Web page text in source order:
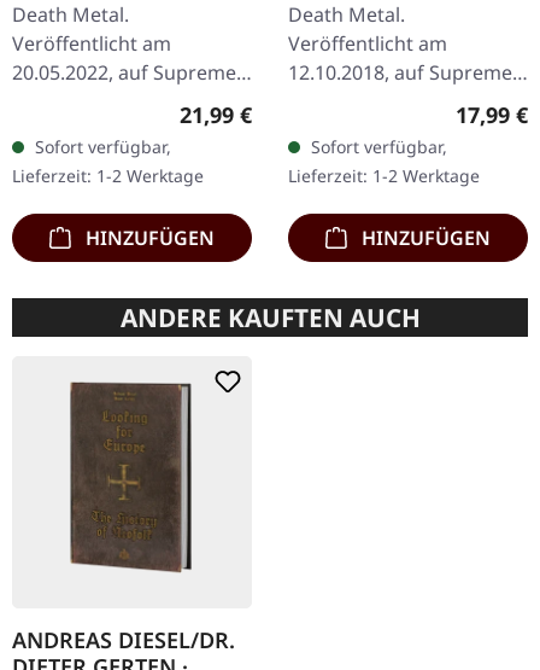
Death Metal.
Veröffentlicht am
20.05.2022, auf Supreme
Transparent Beige/Bier
180g Vinyl mit Insert im
schweren, matten Cover.…
Regulärer Preis:
21,99 €
Sofort verfügbar,
Lieferzeit: 1-2 Werktage
HINZUFÜGEN
Death Metal.
Veröffentlicht am
12.10.2018, auf Supreme
Transparent rot mit
schwarz marmoriert und
Erzketzer Patch, limitiert
auf 100…
17,99 €
Sofort verfügbar,
Lieferzeit: 1-2 Werktage
HINZUFÜGEN
ANDERE KAUFTEN AUCH
ANDREAS DIESEL/DR.